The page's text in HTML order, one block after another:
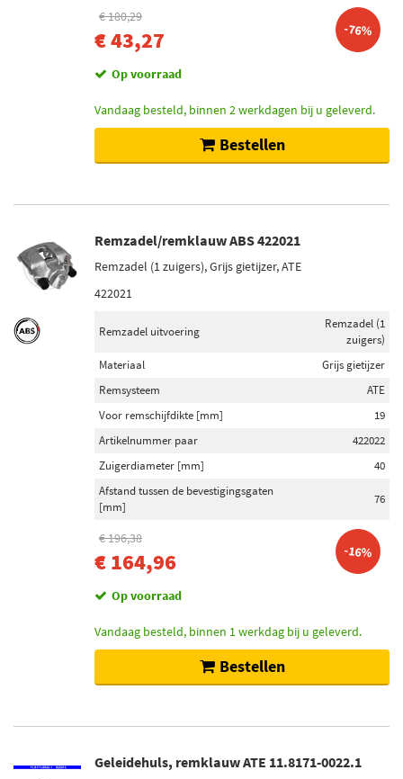
€ 180,29
€ 43,27 -76%
Op voorraad
Vandaag besteld, binnen 2 werkdagen bij u geleverd.
Bestellen
Remzadel/remklauw ABS 422021
Remzadel (1 zuigers), Grijs gietijzer, ATE
422021
Remzadel uitvoering
Remzadel (1
zuigers)
Materiaal
Grijs gietijzer
Remsysteem
ATE
Voor remschijfdikte [mm]
19
Artikelnummer paar
422022
Zuigerdiameter [mm]
40
Afstand tussen de bevestigingsgaten
[mm]
76
€ 196,38
€ 164,96 -16%
Op voorraad
Vandaag besteld, binnen 1 werkdag bij u geleverd.
Bestellen
Geleidehuls, remklauw ATE 11.8171-0022.1